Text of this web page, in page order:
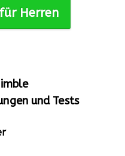
Herren
und Tests